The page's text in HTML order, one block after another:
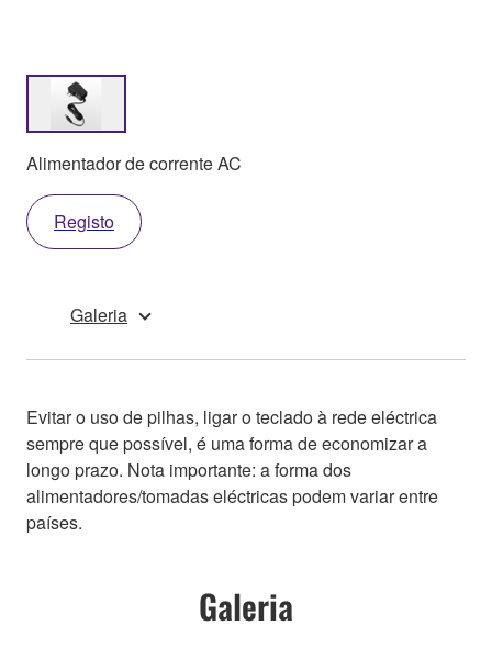
Alimentador de corrente AC
Registo
Galeria
Evitar o uso de pilhas, ligar o teclado à rede eléctrica
sempre que possível, é uma forma de economizar a
longo prazo. Nota importante: a forma dos
alimentadores/tomadas eléctricas podem variar entre
países.
Galeria